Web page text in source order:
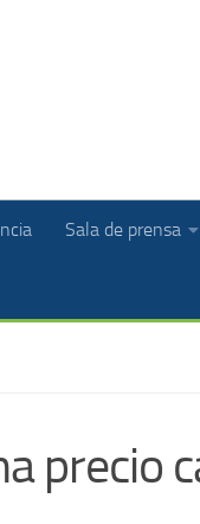
Sala de prensa
precio